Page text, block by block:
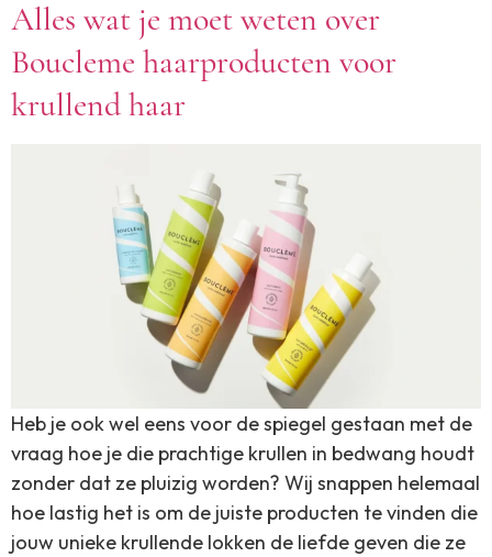
Alles wat je moet weten over
Boucleme haarproducten voor
krullend haar
Heb je ook wel eens voor de spiegel gestaan met de
vraag hoe je die prachtige krullen in bedwang houdt
zonder dat ze pluizig worden? Wij snappen helemaal
hoe lastig het is om de juiste producten te vinden die
jouw unieke krullende lokken de liefde geven die ze